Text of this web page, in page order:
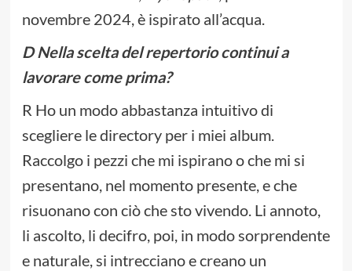
novembre 2024, è ispirato all’acqua.
D Nella scelta del repertorio continui a
lavorare come prima?
R Ho un modo abbastanza intuitivo di
scegliere le directory per i miei album.
Raccolgo i pezzi che mi ispirano o che mi si
presentano, nel momento presente, e che
risuonano con ciò che sto vivendo. Li annoto,
li ascolto, li decifro, poi, in modo sorprendente
e naturale, si intrecciano e creano un